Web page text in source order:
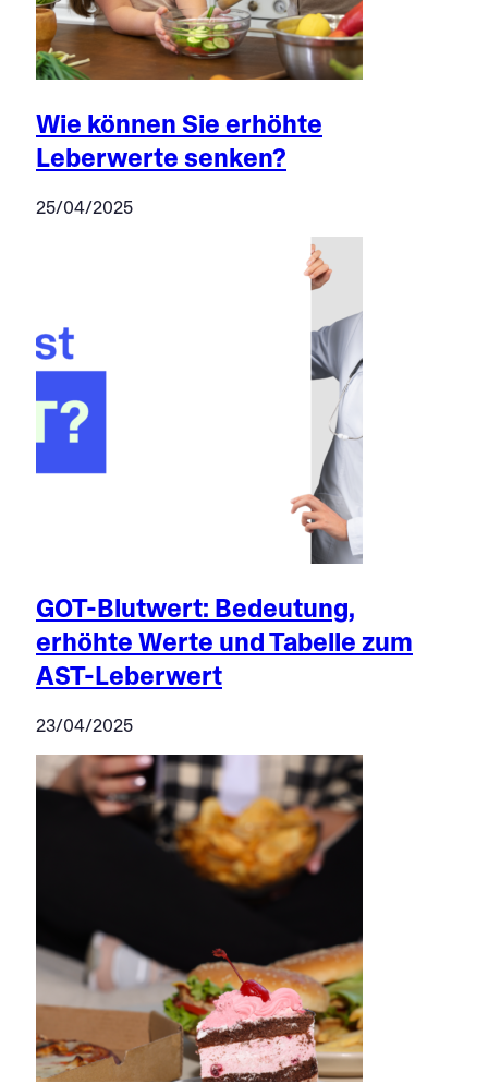
Wie können Sie erhöhte
Leberwerte senken?
25/04/2025
GOT-Blutwert: Bedeutung,
erhöhte Werte und Tabelle zum
AST-Leberwert
23/04/2025